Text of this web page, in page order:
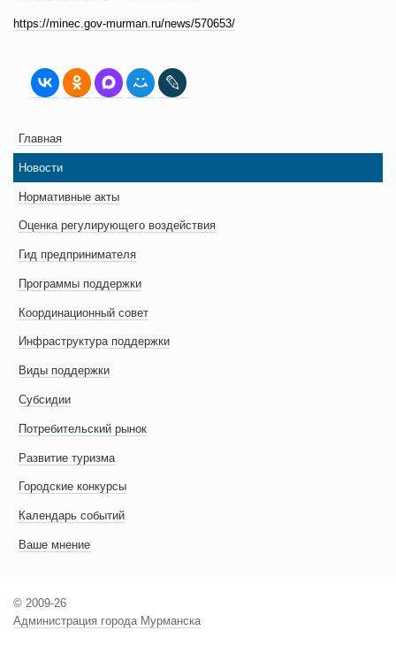
https://minec.gov-murman.ru/news/570653/
Главная
Новости
Нормативные акты
Оценка регулирующего воздействия
Гид предпринимателя
Программы поддержки
Координационный совет
Инфраструктура поддержки
Виды поддержки
Субсидии
Потребительский рынок
Развитие туризма
Городские конкурсы
Календарь событий
Ваше мнение
© 2009-26
Администрация города Мурманска